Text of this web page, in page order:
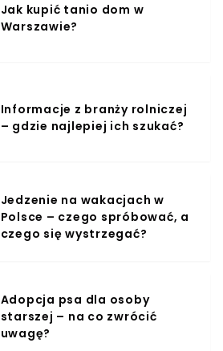
Jak kupić tanio dom w
Warszawie?
Informacje z branży rolniczej
– gdzie najlepiej ich szukać?
Jedzenie na wakacjach w
Polsce – czego spróbować, a
czego się wystrzegać?
Adopcja psa dla osoby
starszej – na co zwrócić
uwagę?